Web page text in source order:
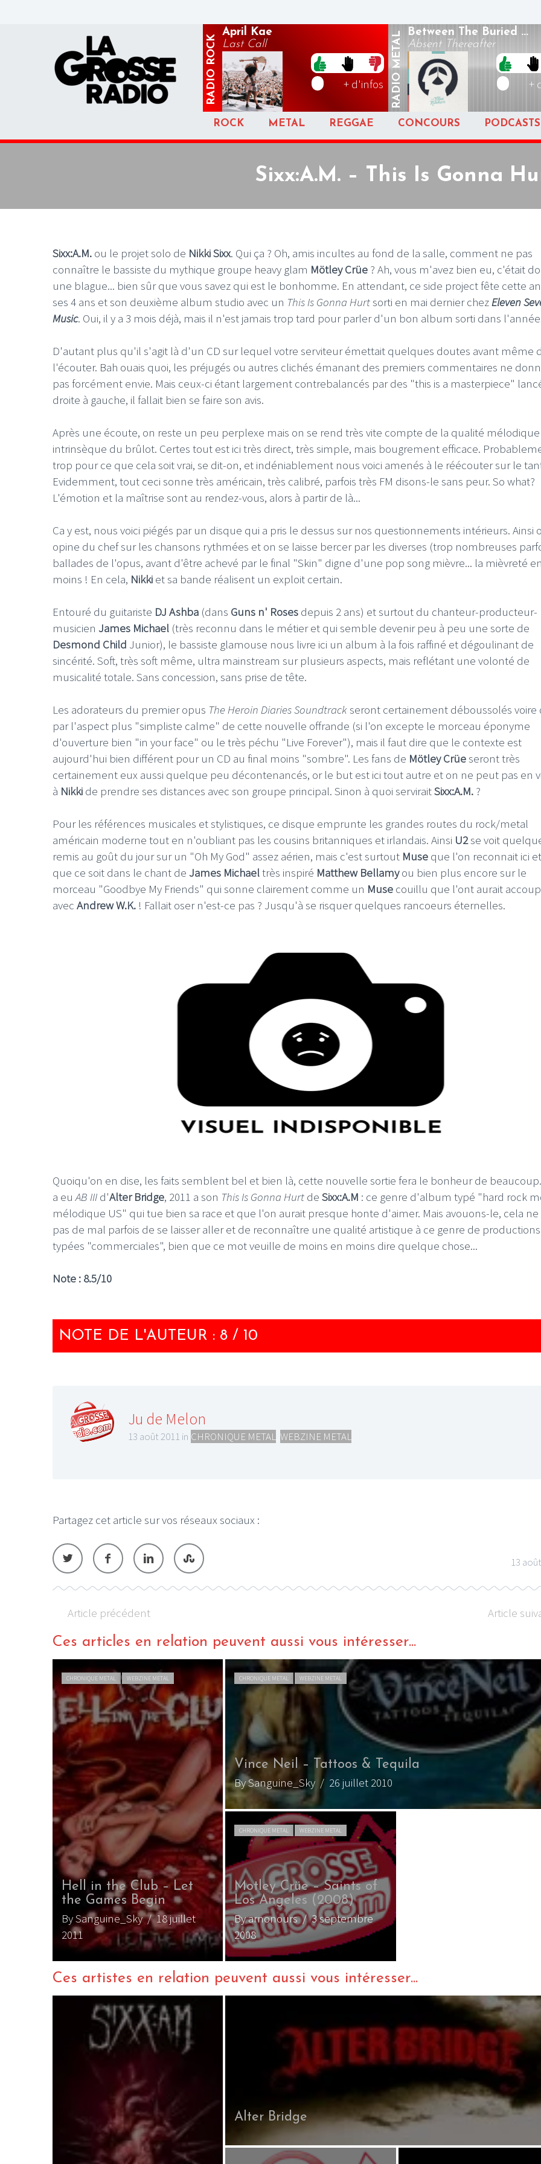
RADIO
ROCK
April Kae
Last Call
+ d'infos RADIO
METAL Between The Buried ...
Absent Thereafter
+
ROCK METAL REGGAE CONCOURS PODCASTS
Sixx:A.M. – This Is Gonna
Sixx:A.M. ou le projet solo de Nikki Sixx. Qui ça ? Oh, amis incultes au fond de la salle, comment ne pas
connaître le bassiste du mythique groupe heavy glam Mötley Crüe ? Ah, vous m'avez bien eu, c'était
une blague... bien sûr que vous savez qui est le bonhomme. En attendant, ce side project fête cette
ses 4 ans et son deuxième album studio avec un This Is Gonna Hurtsorti en mai dernier chezEleven
Music. Oui, il y a 3 mois déjà, mais il n'est jamais trop tard pour parler d'un bon album sorti dans
D'autant plus qu'il s'agit là d'un CD sur lequel votre serviteur émettait quelques doutes avant même
l'écouter. Bah ouais quoi, les préjugés ou autres clichés émanant des premiers commentaires ne
pas forcément envie. Mais ceux-ci étant largement contrebalancés par des "this is a masterpiece"
droite à gauche, il fallait bien se faire son avis.
Après une écoute, on reste un peu perplexe mais on se rend très vite compte de la qualité mélodique
intrinsèque du brûlot. Certes tout est ici très direct, très simple, mais bougrement efficace.
trop pour ce que cela soit vrai, se dit-on, et indéniablement nous voici amenés à le réécouter sur le
Evidemment, tout ceci sonne très américain, très calibré, parfois très FM disons-le sans peur. So what?
L'émotion et la maîtrise sont au rendez-vous, alors à partir de là...
Ca y est, nous voici piégés par un disque qui a pris le dessus sur nos questionnements intérieurs. Ainsi
opine du chef sur les chansons rythmées et on se laisse bercer par les diverses (trop nombreuses
ballades de l'opus, avant d'être achevé par le final "Skin" digne d'une pop song mièvre... la mièvreté en
moins ! En cela, Nikki et sa bande réalisent un exploit certain.
Entouré du guitariste DJ Ashba (dans Guns n' Roses depuis 2 ans) et surtout du chanteur-producteur-
musicien James Michael (très reconnu dans le métier et qui semble devenir peu à peu une sorte de
Desmond Child Junior), le bassiste glamouse nous livre ici un album à la fois raffiné et dégoulinant de
sincérité. Soft, très soft même, ultra mainstream sur plusieurs aspects, mais reflétant une volonté de
musicalité totale. Sans concession, sans prise de tête.
Les adorateurs du premier opus The Heroin Diaries Soundtrackseront certainement déboussolés voire
par l'aspect plus "simpliste calme" de cette nouvelle offrande (si l'on excepte le morceau éponyme
d'ouverture bien "in your face" ou le très péchu "Live Forever"), mais il faut dire que le contexte est
aujourd'hui bien différent pour un CD au final moins "sombre". Les fans de Mötley Crüeseront très
certainement eux aussi quelque peu décontenancés, or le but est ici tout autre et on ne peut pas en
à Nikki de prendre ses distances avec son groupe principal. Sinon à quoi serviraitSixx:A.M. ?
Pour les références musicales et stylistiques, ce disque emprunte les grandes routes du rock/metal
américain moderne tout en n'oubliant pas les cousins britanniques et irlandais. Ainsi U2se voit
remis au goût du jour sur un "Oh My God" assez aérien, mais c'est surtout Muse que l'on reconnait ici
que ce soit dans le chant de James Michaeltrès inspiré Matthew Bellamyou bien plus encore sur le
morceau "Goodbye My Friends" qui sonne clairement comme un Muse couillu que l'ont aurait
avec Andrew W.K. ! Fallait oser n'est-ce pas ? Jusqu'à se risquer quelques rancoeurs éternelles.
Quoiqu'on en dise, les faits semblent bel et bien là, cette nouvelle sortie fera le bonheur de
a euAB III d'Alter Bridge, 2011 a son This Is Gonna Hurt de Sixx:A.M : ce genre d'album typé "hard rock
mélodique US" qui tue bien sa race et que l'on aurait presque honte d'aimer. Mais avouons-le, cela ne
pas de mal parfois de se laisser aller et de reconnaître une qualité artistique à ce genre de productions
typées "commerciales", bien que ce mot veuille de moins en moins dire quelque chose...
Note : 8.5/10
NOTE DE L'AUTEUR : 8 / 10
Ju de Melon
13 août 2011 in CHRONIQUE METAL WEBZINE METAL
Partagez cet article sur vos réseaux sociaux :
13
Article précédent Article
Ces articles en relation peuvent aussi vous intéresser...
CHRONIQUE METAL WEBZINE METAL
Hell in the Club – Let
the Games Begin
By Sanguine_Sky/ 18 juillet
2011
CHRONIQUE METAL WEBZINE METAL
Vince Neil – Tattoos & Tequila
By Sanguine_Sky / 26 juillet 2010
CHRONIQUE METAL WEBZINE METAL
Motley Crüe – Saints of
Los Angeles (2008)
By arnonours/ 3 septembre
2008
Ces artistes en relation peuvent aussi vous intéresser...
Alter Bridge